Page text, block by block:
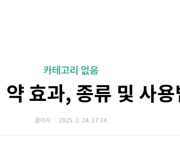
카테고리 없음
약 효과, 종류 및 사용
꿀아지 2025. 2. 24. 17:34